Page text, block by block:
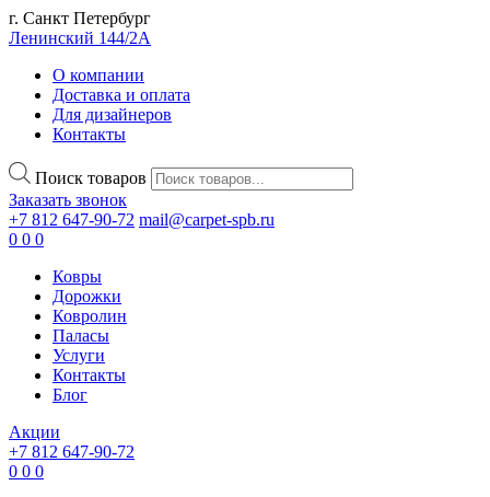
г. Санкт Петербург
Ленинский 144/2А
О компании
Доставка и оплата
Для дизайнеров
Контакты
Поиск товаров
Заказать звонок
+7 812 647-90-72 mail@carpet-spb.ru
0 0 0
Ковры
Дорожки
Ковролин
Паласы
Услуги
Контакты
Блог
Акции
+7 812 647-90-72
0 0 0